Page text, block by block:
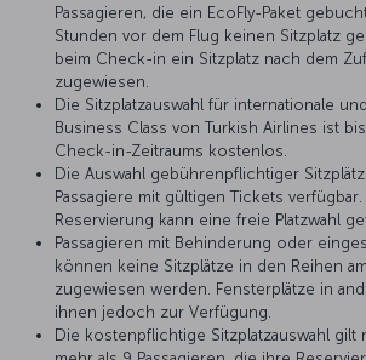
Passagieren, die ein EcoFly-Paket
Stunden vor dem Flug keinen Sitzplatz
beim Check-in ein Sitzplatz nach dem
zugewiesen.
Die Sitzplatzauswahl für internationale
Business Class von Turkish Airlines ist
Check-in-Zeitraums kostenlos.
Die Auswahl gebührenpflichtiger
Passagiere mit gültigen Tickets verfügbar.
Reservierung kann eine freie Platzwahl
Passagieren mit Behinderung oder
können keine Sitzplätze in den Reihen
zugewiesen werden. Fensterplätze in
ihnen jedoch zur Verfügung.
Die kostenpflichtige Sitzplatzauswahl gilt